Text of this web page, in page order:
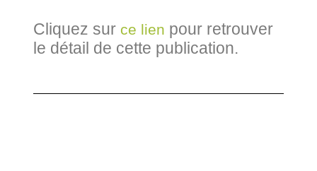
Cliquez sur ce lien pour retrouver
le détail de cette publication.